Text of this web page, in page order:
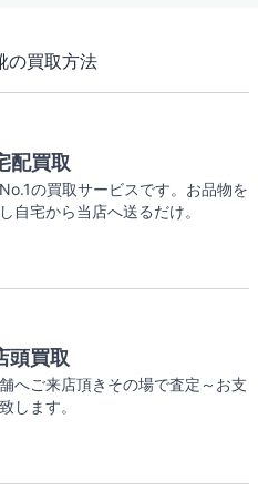
の買取方法
配買取
の買取サービスです。お品物を
自宅から当店へ送るだけ。
頭買取
へご来店頂きその場で査定～お支
します。